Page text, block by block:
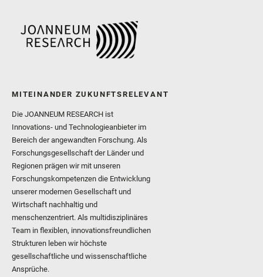
MITEINANDER ZUKUNFTSRELEVANT
Die JOANNEUM RESEARCH ist
Innovations- und Technologieanbieter im
Bereich der angewandten Forschung. Als
Forschungsgesellschaft der Länder und
Regionen prägen wir mit unseren
Forschungskompetenzen die Entwicklung
unserer modernen Gesellschaft und
Wirtschaft nachhaltig und
menschenzentriert. Als multidisziplinäres
Team in flexiblen, innovationsfreundlichen
Strukturen leben wir höchste
gesellschaftliche und wissenschaftliche
Ansprüche.